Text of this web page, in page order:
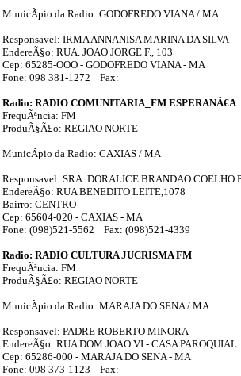
MunicÃ­pio da Radio: GODOFREDO VIANA / MA
Responsavel: IRMA ANNANISA MARINA DA SILVA
EndereÃ§o: RUA. JOAO JORGE F., 103
Cep: 65285-OOO - GODOFREDO VIANA - MA
Fone: 098 381-1272 Fax:
Radio: RADIO COMUNITARIA_FM ESPERANÂ€A
FrequÃªncia: FM
ProduÃ§Ã£o: REGIAO NORTE
MunicÃ­pio da Radio: CAXIAS / MA
Responsavel: SRA. DORALICE BRANDAO COELHO
EndereÃ§o: RUA BENEDITO LEITE,1078
Bairro: CENTRO
Cep: 65604-020 - CAXIAS - MA
Fone: (098)521-5562 Fax: (098)521-4339
Radio: RADIO CULTURA JUCRISMA FM
FrequÃªncia: FM
ProduÃ§Ã£o: REGIAO NORTE
MunicÃ­pio da Radio: MARAJA DO SENA / MA
Responsavel: PADRE ROBERTO MINORA
EndereÃ§o: RUA DOM JOAO VI - CASA PAROQUIAL
Cep: 65286-000 - MARAJA DO SENA - MA
Fone: 098 373-1123 Fax: